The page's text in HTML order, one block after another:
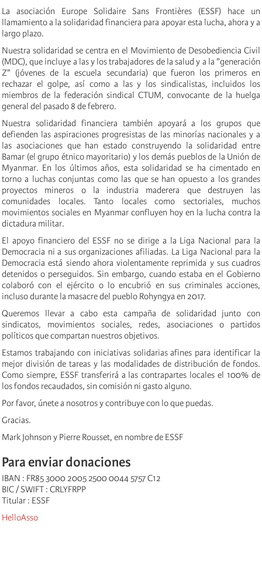
La asociación Europe Solidaire Sans Frontières (ESSF) hace un
llamamiento a la solidaridad financiera para apoyar esta lucha, ahora y a
largo plazo.
Nuestra solidaridad se centra en el Movimiento de Desobediencia Civil
(MDC), que incluye a las y los trabajadores de la salud y a la "generación
Z" (jóvenes de la escuela secundaria) que fueron los primeros en
rechazar el golpe, así como a las y los sindicalistas, incluidos los
miembros de la federación sindical CTUM, convocante de la huelga
general del pasado 8 de febrero.
Nuestra solidaridad financiera también apoyará a los grupos que
defienden las aspiraciones progresistas de las minorías nacionales y a
las asociaciones que han estado construyendo la solidaridad entre
Bamar (el grupo étnico mayoritario) y los demás pueblos de la Unión de
Myanmar. En los últimos años, esta solidaridad se ha cimentado en
torno a luchas conjuntas como las que se han opuesto a los grandes
proyectos mineros o la industria maderera que destruyen las
comunidades locales. Tanto locales como sectoriales, muchos
movimientos sociales en Myanmar confluyen hoy en la lucha contra la
dictadura militar.
El apoyo financiero del ESSF no se dirige a la Liga Nacional para la
Democracia ni a sus organizaciones afiliadas. La Liga Nacional para la
Democracia está siendo ahora violentamente reprimida y sus cuadros
detenidos o perseguidos. Sin embargo, cuando estaba en el Gobierno
colaboró con el ejército o lo encubrió en sus criminales acciones,
incluso durante la masacre del pueblo Rohyngya en 2017.
Queremos llevar a cabo esta campaña de solidaridad junto con
sindicatos, movimientos sociales, redes, asociaciones o partidos
políticos que compartan nuestros objetivos.
Estamos trabajando con iniciativas solidarias afines para identificar la
mejor división de tareas y las modalidades de distribución de fondos.
Como siempre, ESSF transferirá a las contrapartes locales el 100% de
los fondos recaudados, sin comisión ni gasto alguno.
Por favor, únete a nosotros y contribuye con lo que puedas.
Gracias.
Mark Johnson y Pierre Rousset, en nombre de ESSF
Para enviar donaciones
IBAN : FR85 3000 2005 2500 0044 5757 C12
BIC / SWIFT : CRLYFRPP
Titular : ESSF
HelloAsso